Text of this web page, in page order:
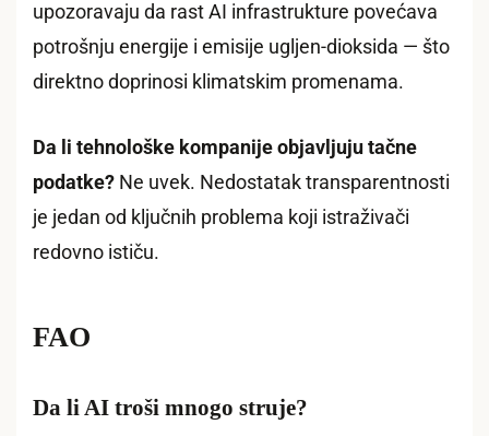
upozoravaju da rast AI infrastrukture povećava
potrošnju energije i emisije ugljen-dioksida — što
direktno doprinosi klimatskim promenama.
Da li tehnološke kompanije objavljuju tačne
podatke? Ne uvek. Nedostatak transparentnosti
je jedan od ključnih problema koji istraživači
redovno ističu.
FAO
Da li AI troši mnogo struje?